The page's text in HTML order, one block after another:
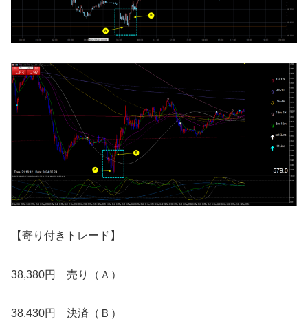
【寄り付きトレード】
38,380円 売り（Ａ）
38,430円 決済（Ｂ）